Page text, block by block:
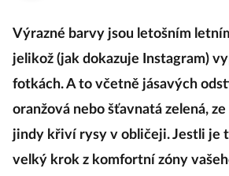
Výrazné barvy jsou letošním
jelikož (jak dokazuje Instagram)
fotkách. A to včetně jásavých
oranžová nebo šťavnatá zelená,
jindy křiví rysy v obličeji. Jestli je
velký krok z komfortní zóny